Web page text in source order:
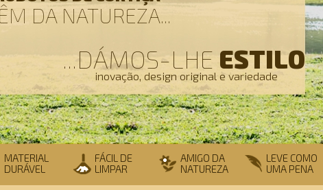
DA NATUREZA...
...DÁMOS-LHE ESTILO
inovação, design original e variedade
MATERIAL
DURÁVEL
FÁCIL DE
LIMPAR
AMIGO DA
NATUREZA
LEVE COMO
UMA PENA